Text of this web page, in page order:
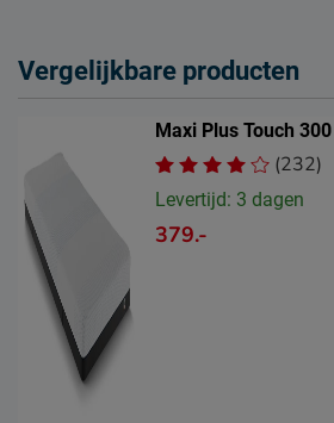
Vergelijkbare producten
Maxi Plus Touch
(232)
Levertijd: 3 dagen
379.-